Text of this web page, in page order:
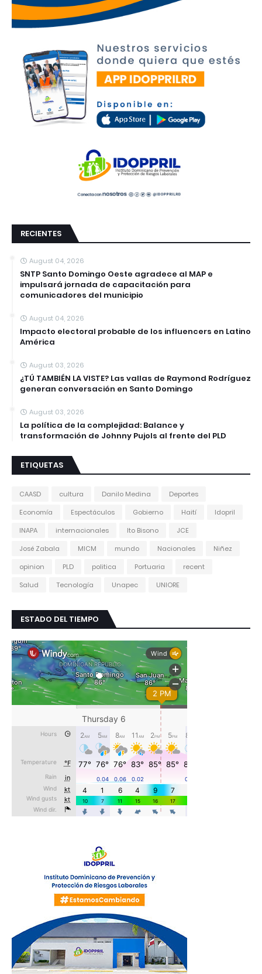
RECIENTES
August 04, 2026
SNTP Santo Domingo Oeste agradece al MAP e
impulsará jornada de capacitación para
comunicadores del municipio
August 04, 2026
Impacto electoral probable de los influencers en Latino
América
August 03, 2026
¿TÚ TAMBIÉN LA VISTE? Las vallas de Raymond Rodríguez
generan conversación en Santo Domingo
August 03, 2026
La política de la complejidad: Balance y
transformación de Johnny Pujols al frente del PLD
ETIQUETAS
CAASD cultura Danilo Medina
Deportes
Economía
Espectáculos Gobierno Haití
Idopril
INAPA
internacionales Ito Bisono
JCE
José Zabala
MICM mundo Nacionales
Niñez
opinion
PLD politica Portuaria
recent
Salud
Tecnología Unapec UNIORE
ESTADO DEL TIEMPO